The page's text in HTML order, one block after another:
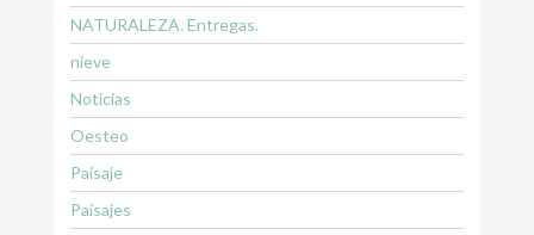
NATURALEZA. Entregas.
nieve
Noticias
Oesteo
Paisaje
Paisajes